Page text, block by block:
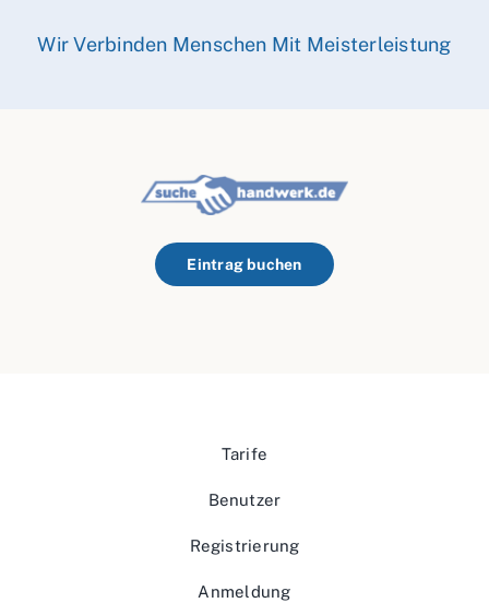
Wir Verbinden Menschen Mit Meisterleistung
Eintrag buchen
Tarife
Benutzer
Registrierung
Anmeldung